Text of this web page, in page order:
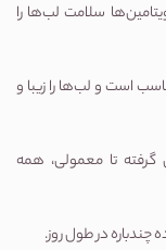
سلامت لب‌ها را
است و لب‌ها را زیبا و
تا معمولی، همه
چندباره در طول روز.